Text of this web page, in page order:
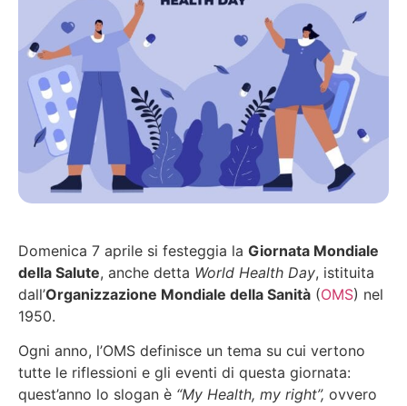
Domenica 7 aprile si festeggia la Giornata Mondiale
della Salute, anche detta World Health Day, istituita
dall’Organizzazione Mondiale della Sanità (OMS) nel
1950.
Ogni anno, l’OMS definisce un tema su cui vertono
tutte le riflessioni e gli eventi di questa giornata:
quest’anno lo slogan è “My Health, my right”, ovvero